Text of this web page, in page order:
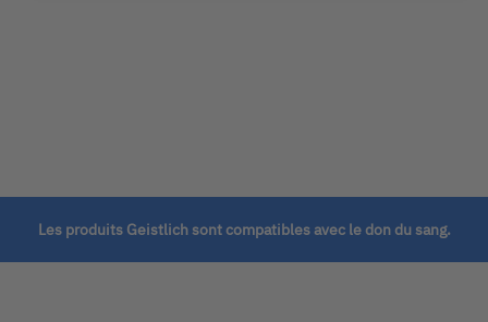
Les produits Geistlich sont compatibles avec le don du sang.